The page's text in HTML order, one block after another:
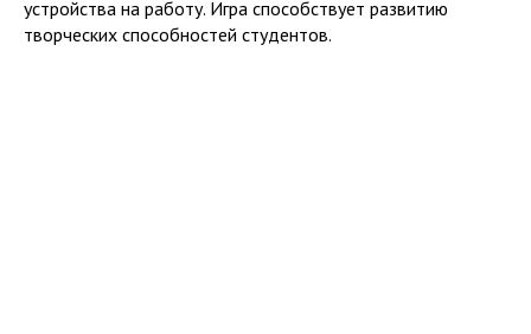
устройства на работу. Игра способствует развитию
творческих способностей студентов.